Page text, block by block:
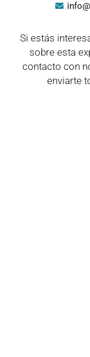
Si estás
sobre esta
contacto con
enviarte